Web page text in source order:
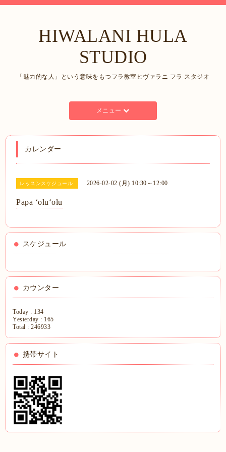
HIWALANI HULA
STUDIO
「魅力的な人」という意味をもつフラ教室ヒヴァラニ フラ スタジオ
メニュー
カレンダー
レッスンスケジュール 2026-02-02 (月) 10:30～12:00
Papa ʻoluʻolu
スケジュール
カウンター
Today : 134
Yesterday : 165
Total :246933
携帯サイト